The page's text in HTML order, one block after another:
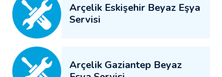
Arçelik Eskişehir Beyaz Eşya
Servisi
Arçelik Gaziantep Beyaz